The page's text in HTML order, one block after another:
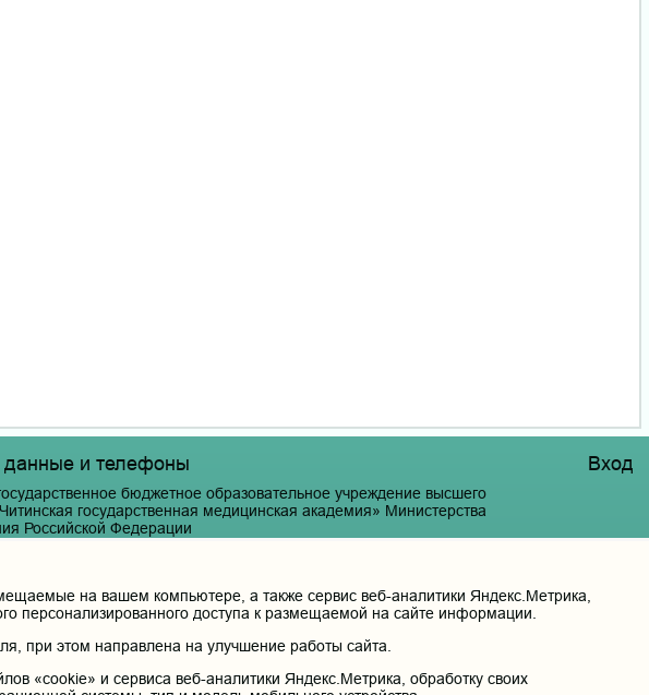
данные и телефоны
бюджетное образовательное учреждение высшего
государственная медицинская академия» Министерства
Российской Федерации
ректора:
Вход
на вашем компьютере, а также сервис веб-аналитики Яндекс.Метрика,
персонализированного доступа к размещаемой на сайте информации.
при этом направлена на улучшение работы сайта.
«cookie» и сервиса веб-аналитики Яндекс.Метрика, обработку своих